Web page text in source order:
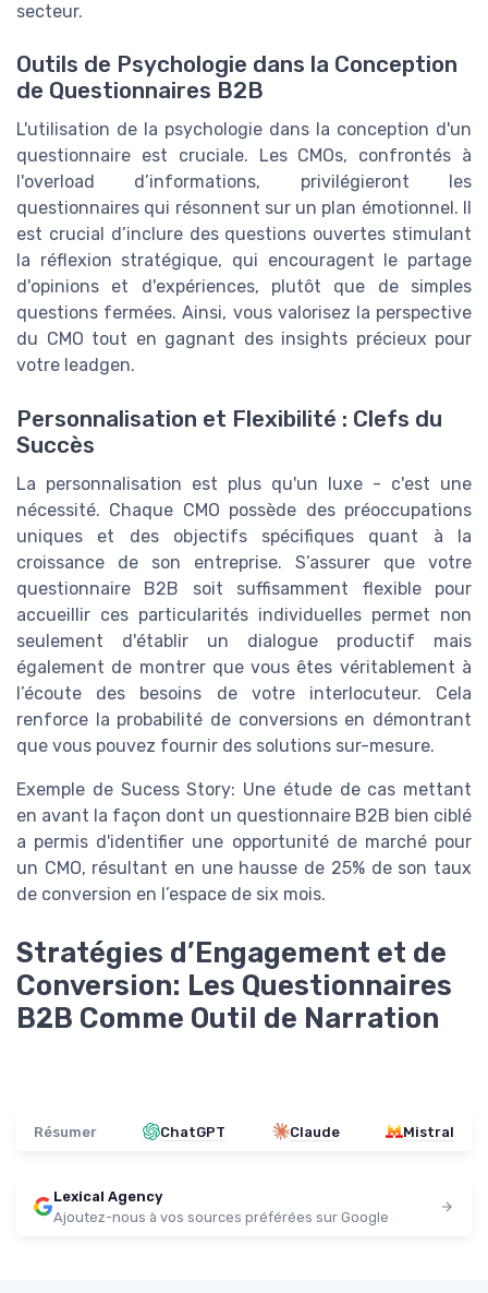
secteur.
Outils de Psychologie dans la Conception
de Questionnaires B2B
L'utilisation de la psychologie dans la conception d'un
questionnaire est cruciale. Les CMOs, confrontés à
l'overload d’informations, privilégieront les
questionnaires qui résonnent sur un plan émotionnel. Il
est crucial d’inclure des questions ouvertes stimulant
la réflexion stratégique, qui encouragent le partage
d'opinions et d'expériences, plutôt que de simples
questions fermées. Ainsi, vous valorisez la perspective
du CMO tout en gagnant des insights précieux pour
votre leadgen.
Personnalisation et Flexibilité : Clefs du
Succès
La personnalisation est plus qu'un luxe - c'est une
nécessité. Chaque CMO possède des préoccupations
uniques et des objectifs spécifiques quant à la
croissance de son entreprise. S’assurer que votre
questionnaire B2B soit suffisamment flexible pour
accueillir ces particularités individuelles permet non
seulement d'établir un dialogue productif mais
également de montrer que vous êtes véritablement à
l’écoute des besoins de votre interlocuteur. Cela
renforce la probabilité de conversions en démontrant
que vous pouvez fournir des solutions sur-mesure.
Exemple de Sucess Story: Une étude de cas mettant
en avant la façon dont un questionnaire B2B bien ciblé
a permis d'identifier une opportunité de marché pour
un CMO, résultant en une hausse de 25% de son taux
de conversion en l’espace de six mois.
Stratégies d’Engagement et de
Conversion: Les Questionnaires
B2B Comme Outil de Narration
Résumer ChatGPT Claude Mistral
Lexical Agency
Ajoutez-nous à vos sources préférées sur Google